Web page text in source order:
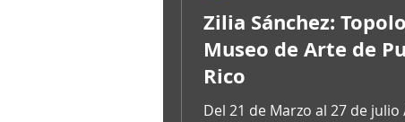
Zilia Sánchez:
Museo de Arte de
Rico
Del 21 de Marzo al 27 de julio